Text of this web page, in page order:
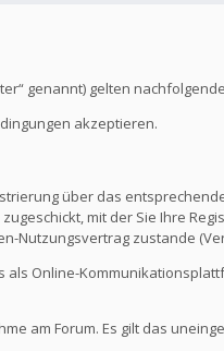
genannt) gelten
akzeptieren.
über das
mit der Sie Ihre
Nutzungsvertrag zustande
Online-
am Forum. Es gilt das